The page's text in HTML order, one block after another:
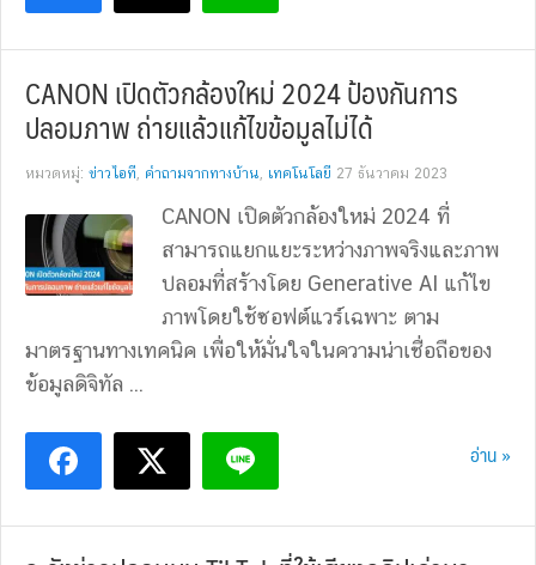
CANON เปิดตัวกล้องใหม่ 2024 ป้องกันการ
ปลอมภาพ ถ่ายแล้วแก้ไขข้อมูลไม่ได้
หมวดหมู่: ข่าวไอที, คำถามจากทางบ้าน, เทคโนโลยี 27 ธันวาคม 2023
CANON เปิดตัวกล้องใหม่ 2024 ที่
สามารถแยกแยะระหว่างภาพจริงและภาพ
ปลอมที่สร้างโดย Generative AI แก้ไข
ภาพโดยใช้ซอฟต์แวร์เฉพาะ ตาม
มาตรฐานทางเทคนิค เพื่อให้มั่นใจในความน่าเชื่อถือของ
ข้อมูลดิจิทัล ...
อ่าน »